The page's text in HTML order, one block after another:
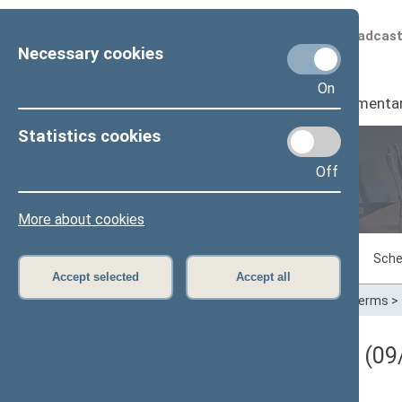
Necessary cookies
On
Statistics cookies
Off
More about cookies
Accept selected Accept all
Scheduled
Seimas I
Sitting in progress Plenary sittings
Home>Plenary sittings>Parliamentary terms >
Darbotvarkės klausimas